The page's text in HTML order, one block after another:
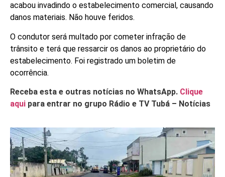
acabou invadindo o estabelecimento comercial, causando
danos materiais. Não houve feridos.
O condutor será multado por cometer infração de
trânsito e terá que ressarcir os danos ao proprietário do
estabelecimento. Foi registrado um boletim de
ocorrência.
Receba esta e outras notícias no WhatsApp. Clique
aqui para entrar no grupo Rádio e TV Tubá – Notícias